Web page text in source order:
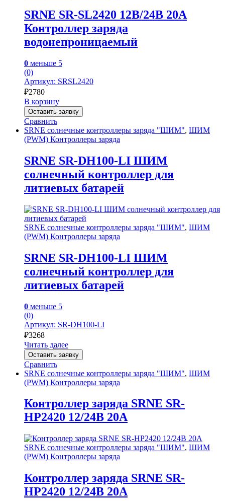
SRNE SR-SL2420 12В/24В 20А
Контроллер заряда
водонепроницаемый
0 меньше 5
(0)
Артикул: SRSL2420
₽2780
В корзину
Оставить заявку
Сравнить
SRNE солнечные контроллеры заряда "ШИМ", ШИМ
(PWM) Контроллеры заряда
SRNE SR-DH100-LI ШИМ
солнечный контроллер для
литиевых батарей
SRNE солнечные контроллеры заряда "ШИМ", ШИМ
(PWM) Контроллеры заряда
SRNE SR-DH100-LI ШИМ
солнечный контроллер для
литиевых батарей
0 меньше 5
(0)
Артикул: SR-DH100-LI
₽3268
Читать далее
Оставить заявку
Сравнить
SRNE солнечные контроллеры заряда "ШИМ", ШИМ
(PWM) Контроллеры заряда
Контроллер заряда SRNE SR-
HP2420 12/24В 20А
SRNE солнечные контроллеры заряда "ШИМ", ШИМ
(PWM) Контроллеры заряда
Контроллер заряда SRNE SR-
HP2420 12/24В 20А